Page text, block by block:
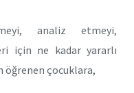
analiz etmeyi,
için ne kadar yararlı
öğrenen çocuklara,